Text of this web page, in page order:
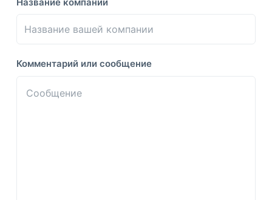
Комментарий или сообщение